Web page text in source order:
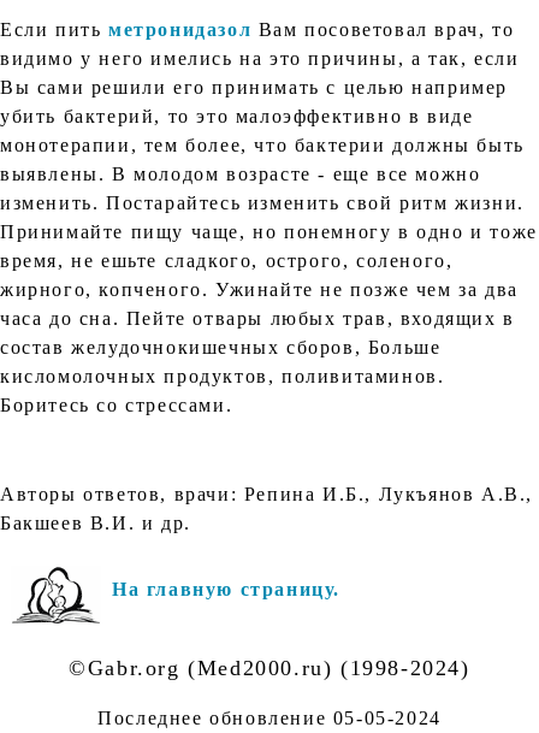
Если пить метронидазол Вам посоветовал врач, то
видимо у него имелись на это причины, а так, если
Вы сами решили его принимать с целью например
убить бактерий, то это малоэффективно в виде
монотерапии, тем более, что бактерии должны быть
выявлены. В молодом возрасте - еще все можно
изменить. Постарайтесь изменить свой ритм жизни.
Принимайте пищу чаще, но понемногу в одно и тоже
время, не ешьте сладкого, острого, соленого,
жирного, копченого. Ужинайте не позже чем за два
часа до сна. Пейте отвары любых трав, входящих в
состав желудочнокишечных сборов, Больше
кисломолочных продуктов, поливитаминов.
Боритесь со стрессами.
Авторы ответов, врачи: Репина И.Б., Лукъянов А.В.,
Бакшеев В.И. и др.
На главную страницу.
©Gabr.org (Med2000.ru) (1998-2024)
Последнее обновление 05-05-2024